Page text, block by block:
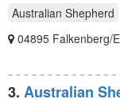
Australian Shepherd
04895 Falkenberg/
3. Australian